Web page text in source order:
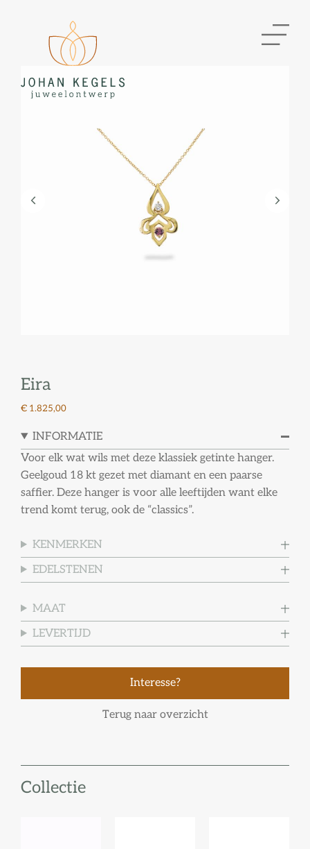
Eira
€ 1.825,00
INFORMATIE
Voor elk wat wils met deze klassiek getinte hanger.
Geelgoud 18 kt gezet met diamant en een paarse
saffier. Deze hanger is voor alle leeftijden want elke
trend komt terug, ook de “classics”.
KENMERKEN
EDELSTENEN
MAAT
LEVERTIJD
Interesse?
Terug naar overzicht
Collectie